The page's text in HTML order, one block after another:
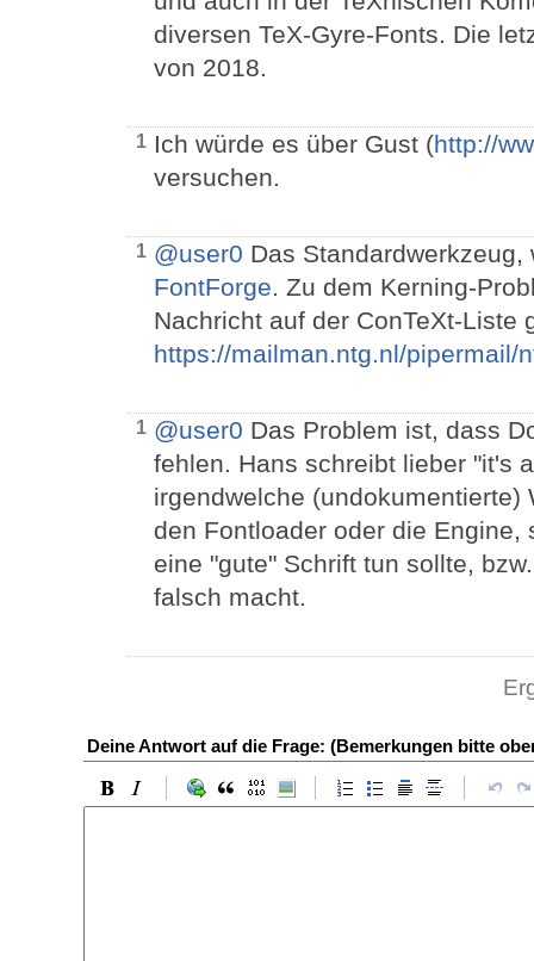
diversen TeX-Gyre-Fonts. Die
von 2018.
1 Ich würde es über Gust (http://
versuchen.
1 @user0 Das
FontForge. Zu dem Kerning-
Nachricht auf der ConTeXt-Liste
https://mailman.ntg.nl/pipermail/
1 @user0 Das Problem ist, dass
fehlen. Hans schreibt lieber "it's
irgendwelche
den Fontloader oder die
eine "gute" Schrift tun sollte,
falsch macht.
Deine Antwort auf die Frage: (Bemerkungen bitte